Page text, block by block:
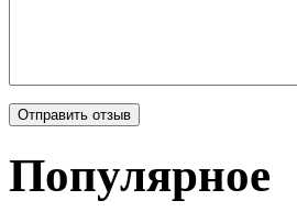
Популярное